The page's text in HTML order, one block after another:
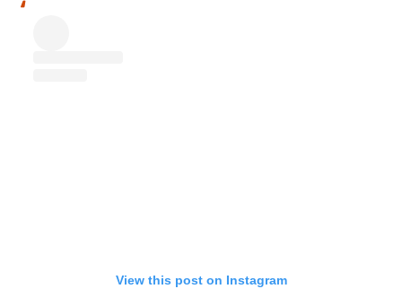
View this post on Instagram